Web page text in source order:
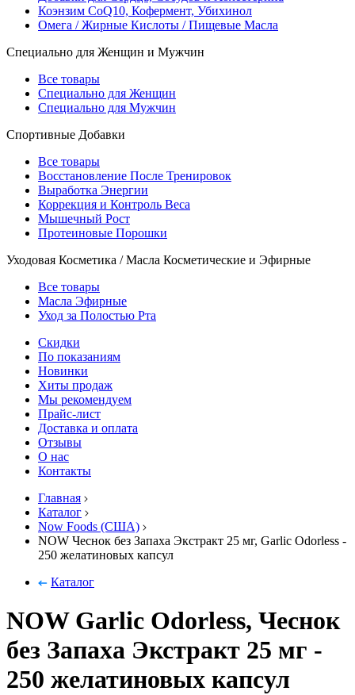
Коэнзим CoQ10, Кофермент, Убихинол
Омега / Жирные Кислоты / Пищевые Масла
Специально для Женщин и Мужчин
Все товары
Специально для Женщин
Специально для Мужчин
Спортивные Добавки
Все товары
Восстановление После Тренировок
Выработка Энергии
Коррекция и Контроль Веса
Мышечный Рост
Протеиновые Порошки
Уходовая Косметика / Масла Косметические и Эфирные
Все товары
Масла Эфирные
Уход за Полостью Рта
Скидки
По показаниям
Новинки
Хиты продаж
Мы рекомендуем
Прайс-лист
Доставка и оплата
Отзывы
О нас
Контакты
Главная
Каталог
Now Foods (США)
NOW Чеснок без Запаха Экстракт 25 мг, Garlic Odorless -
250 желатиновых капсул
Каталог
NOW Garlic Odorless, Чеснок
без Запаха Экстракт 25 мг -
250 желатиновых капсул